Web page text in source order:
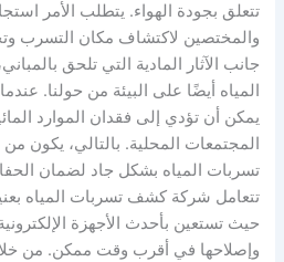
تتعلق بجودة الهواء. يتطلب الأمر
والمختصين لاكتشاف مكان التسرب
جانب الآثار المادية التي تلحق
المياه أيضًا على البيئة من حولنا.
يمكن أن تؤدي إلى فقدان الموارد
المجتمعات المحلية. بالتالي، يكون
تسربات المياه بشكل جاد لضمان
تتعامل شركة كشف تسربات المياه
حيث تستعين بأحدث الأجهزة
وإصلاحها في أقرب وقت ممكن. من